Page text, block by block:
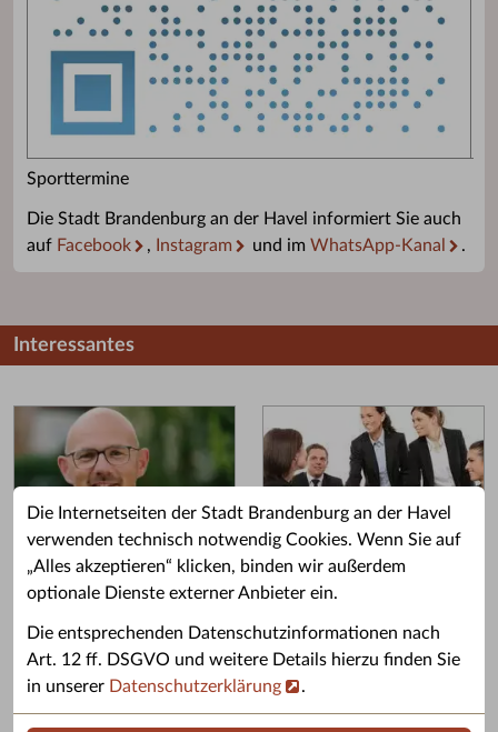
Die Internetseiten der Stadt Brandenburg an der Havel
verwenden technisch notwendig Cookies. Wenn Sie auf
„Alles akzeptieren“ klicken, binden wir außerdem
optionale Dienste externer Anbieter ein.
Die entsprechenden Datenschutzinformationen nach
Art. 12 ff. DSGVO und weitere Details hierzu finden Sie
in unserer Datenschutzerklärung .
Sporttermine
Die Stadt Brandenburg an der Havel informiert Sie auch
auf Facebook , Instagram und im WhatsApp-Kanal .
Interessantes
Grußwort des OB